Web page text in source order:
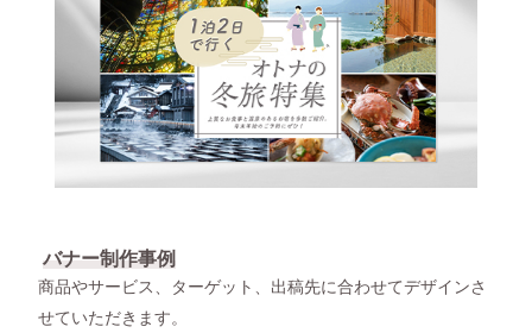
バナー制作事例
商品やサービス、ターゲット、出稿先に合わせてデザインさ
せていただきます。